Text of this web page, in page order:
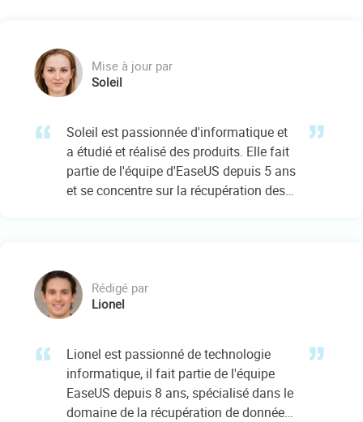
Mise à jour par
Soleil
Soleil est passionnée d'informatique et
a étudié et réalisé des produits. Elle fait
partie de l'équipe d'EaseUS depuis 5 ans
et se concentre sur la récupération des
Rédigé par
Lionel
Lionel est passionné de technologie
informatique, il fait partie de l'équipe
EaseUS depuis 8 ans, spécialisé dans le
domaine de la récupération de données,